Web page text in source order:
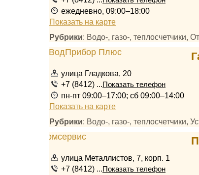
ежедневно, 09:00–18:00
Показать на карте
Рубрики: Водо-, газо-, теплосчетчики,
улица Гладкова, 20
+7 (8412) ...Показать телефон
пн-пт 09:00–17:00; сб 09:00–14:00
Показать на карте
Рубрики: Водо-, газо-, теплосчетчики,
улица Металлистов, 7, корп. 1
+7 (8412) ...Показать телефон